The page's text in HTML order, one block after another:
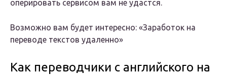
оперировать сервисом вам не удастся.
Возможно вам будет интересно: «Заработок на
переводе текстов удаленно»
Как переводчики с английского на